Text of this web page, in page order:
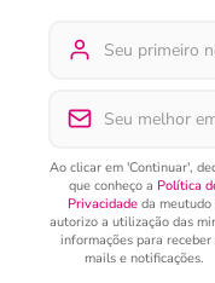
Ao clicar em 'Continuar',
que conheço a Política
Privacidadeda meutudo
autorizo a utilização das
informações para receber
mails e notificações.